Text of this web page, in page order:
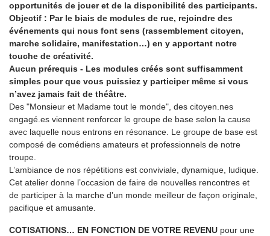
opportunités de jouer et de la disponibilité des participants.
Objectif : Par le biais de modules de rue, rejoindre des
événements qui nous font sens (rassemblement citoyen,
marche solidaire, manifestation…) en y apportant notre
touche de créativité.
Aucun prérequis - Les modules créés sont suffisamment
simples pour que vous puissiez y participer même si vous
n’avez jamais fait de théâtre.
Des "Monsieur et Madame tout le monde", des citoyen.nes
engagé.es viennent renforcer le groupe de base selon la cause
avec laquelle nous entrons en résonance. Le groupe de base est
composé de comédiens amateurs et professionnels de notre
troupe.
L’ambiance de nos répétitions est conviviale, dynamique, ludique.
Cet atelier donne l’occasion de faire de nouvelles rencontres et
de participer à la marche d’un monde meilleur de façon originale,
pacifique et amusante.
COTISATIONS… EN FONCTION DE VOTRE REVENU pour une